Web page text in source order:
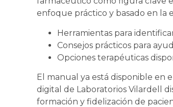
enfoque práctico y basado en la
Herramientas para
Consejos prácticos para
Opciones terapéuticas
El manual ya está disponible en el
digital de Laboratorios Vilardell
formación y fidelización de